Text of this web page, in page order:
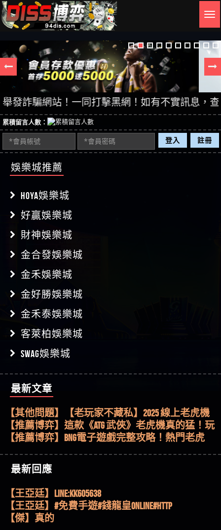
騙網站！一同打擊黑網！如有不實訊息，查證後
累積留言人數：
登入 註冊
娛樂城推薦
HOYA娛樂城
好贏娛樂城
財神娛樂城
金合發娛樂城
金禾娛樂城
金好勝娛樂城
金禾泰娛樂城
客萊柏娛樂城
SWAG娛樂城
最新文章
【其他問題】用理性數據指路，開啟你的高回報
娛樂之旅
【其他問題】【老玩家不藏私】2025 線上老虎機
這樣挑！RTP、波動率和平台安全的全攻略！
【推薦博弈】這款《ATG 武俠》老虎機真的猛！玩
過才知道什麼叫超過3萬種中獎方式！
【推薦博弈】BNG電子遊戲完整攻略！熱門老虎
51,000倍數玩法攻略，輕鬆稱霸老虎機！
【其他問題】「拆解力智投資詐騙套路緊急追討
賴zg369」力智投資是不是詐騙 力智投資是真的嗎
力智投資是詐騙嗎 南部老翁還在癡迷力智投資高
回報獲利 請不要在匯款
【其他問題】 【遇天盛商行詐騙追回資金賴
zg369】天盛商行詐騙 天盛商行是不是詐騙 天盛商
行是真的嗎 天盛商行是詐騙嗎 被天盛商行詐騙一
招教你拿回
【其他問題】 受害者援助賴【zg369】退休老翁被
大戶e點靈詐騙痛不欲生 大戶e點靈是真的嗎 大戶e
點靈是不是詐騙 大戶e點靈是詐騙嗎 大戶e點靈無
法出金 （大戶e點靈）教你如何規避詐騙陷阱
【其他問題】 弘記投資詐騙持續收割國人中【免
費討回資金賴zg369】弘記投資是詐騙嗎 弘記投資
是不是詐騙 弘記投資是真的嗎 被弘記投資詐騙的
【其他問題】 被騙追回賴【zg369】KnTop利用新型
詐騙手法欺詐群眾 KnTop是真的嗎 KnTop是不是詐騙
【其他問題】機台運算專案詐騙持續收割國人中
最新回應
【傑】推代理真的好相處
回答
【王亞廷】LINE:kK605638
【王亞廷】#免費手遊#錢龍皇ONLINE#http
【傑】真的